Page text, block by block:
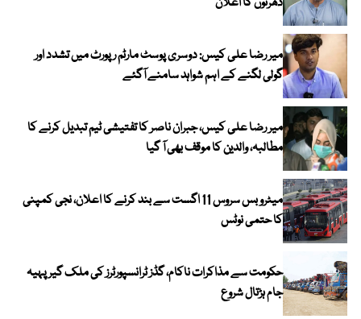
میر رضا علی کیس: دوسری پوسٹ مارٹم رپورٹ میں تشدد اور
گولی لگنے کے اہم شواہد سامنے آگئے
میر رضا علی کیس، جبران ناصر کا تفتیشی ٹیم تبدیل کرنے کا
مطالبہ، والدین کا موقف بھی آ گیا
میٹرو بس سروس 11 اگست سے بند کرنے کا اعلان، نجی کمپنی
کا حتمی نوٹس
حکومت سے مذاکرات ناکام، گڈز ٹرانسپورٹرز کی ملک گیر پہیہ
جام ہڑتال شروع